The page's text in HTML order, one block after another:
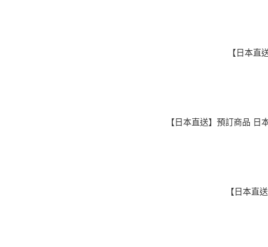
【日本
【日本直送】預訂商品
【日本直